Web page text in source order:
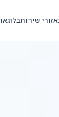
אזורי שירותבלוג